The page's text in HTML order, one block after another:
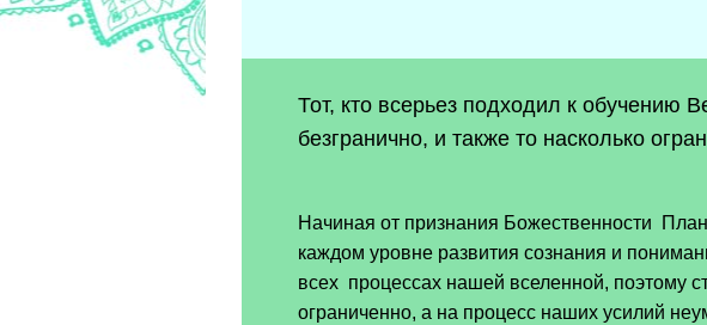
Тот, кто всерьез подходил к обучению
безгранично, и также то насколько
Начиная от признания Божественности
каждом уровне развития сознания и
всех процессах нашей вселенной, поэтому
ограниченно, а на процесс наших усилий